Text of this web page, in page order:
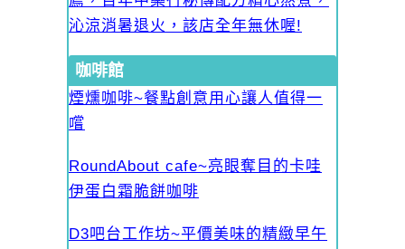
沁涼消暑退火，該店全年無休喔!
咖啡館
煙燻咖啡~餐點創意用心讓人值得一
嚐
RoundAbout cafe~亮眼奪目的卡哇
伊蛋白霜脆餅咖啡
D3吧台工作坊~平價美味的精緻早午